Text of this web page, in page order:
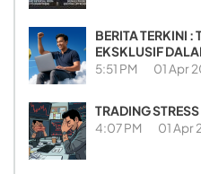
BERITA TERKINI :
EKSKLUSIF
5:51 PM 01 Apr
TRADING
4:07 PM 01 Apr